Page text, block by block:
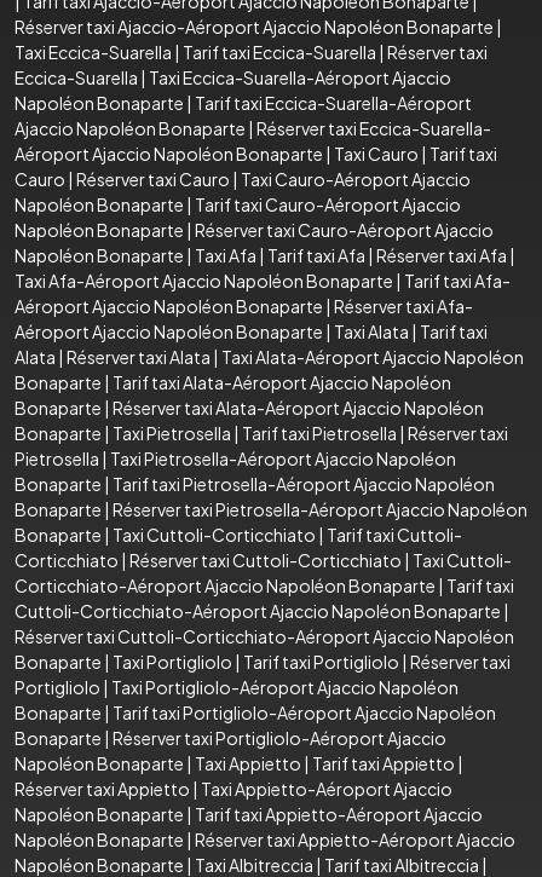
Réserver taxi Ajaccio-Aéroport Ajaccio Napoléon Bonaparte |
Taxi Eccica-Suarella | Tarif taxi Eccica-Suarella | Réserver taxi
Eccica-Suarella | Taxi Eccica-Suarella-Aéroport Ajaccio
Napoléon Bonaparte | Tarif taxi Eccica-Suarella-Aéroport
Ajaccio Napoléon Bonaparte | Réserver taxi Eccica-Suarella-
Aéroport Ajaccio Napoléon Bonaparte | Taxi Cauro | Tarif taxi
Cauro | Réserver taxi Cauro | Taxi Cauro-Aéroport Ajaccio
Napoléon Bonaparte | Tarif taxi Cauro-Aéroport Ajaccio
Napoléon Bonaparte | Réserver taxi Cauro-Aéroport Ajaccio
Napoléon Bonaparte | Taxi Afa | Tarif taxi Afa | Réserver taxi Afa |
Taxi Afa-Aéroport Ajaccio Napoléon Bonaparte | Tarif taxi Afa-
Aéroport Ajaccio Napoléon Bonaparte | Réserver taxi Afa-
Aéroport Ajaccio Napoléon Bonaparte | Taxi Alata | Tarif taxi
Alata | Réserver taxi Alata | Taxi Alata-Aéroport Ajaccio Napoléon
Bonaparte | Tarif taxi Alata-Aéroport Ajaccio Napoléon
Bonaparte | Réserver taxi Alata-Aéroport Ajaccio Napoléon
Bonaparte | Taxi Pietrosella | Tarif taxi Pietrosella | Réserver taxi
Pietrosella | Taxi Pietrosella-Aéroport Ajaccio Napoléon
Bonaparte | Tarif taxi Pietrosella-Aéroport Ajaccio Napoléon
Bonaparte | Réserver taxi Pietrosella-Aéroport Ajaccio Napoléon
Bonaparte | Taxi Cuttoli-Corticchiato | Tarif taxi Cuttoli-
Corticchiato | Réserver taxi Cuttoli-Corticchiato | Taxi Cuttoli-
Corticchiato-Aéroport Ajaccio Napoléon Bonaparte | Tarif taxi
Cuttoli-Corticchiato-Aéroport Ajaccio Napoléon Bonaparte |
Réserver taxi Cuttoli-Corticchiato-Aéroport Ajaccio Napoléon
Bonaparte | Taxi Portigliolo | Tarif taxi Portigliolo | Réserver taxi
Portigliolo | Taxi Portigliolo-Aéroport Ajaccio Napoléon
Bonaparte | Tarif taxi Portigliolo-Aéroport Ajaccio Napoléon
Bonaparte | Réserver taxi Portigliolo-Aéroport Ajaccio
Napoléon Bonaparte | Taxi Appietto | Tarif taxi Appietto |
Réserver taxi Appietto | Taxi Appietto-Aéroport Ajaccio
Napoléon Bonaparte | Tarif taxi Appietto-Aéroport Ajaccio
Napoléon Bonaparte | Réserver taxi Appietto-Aéroport Ajaccio
Napoléon Bonaparte | Taxi Albitreccia | Tarif taxi Albitreccia |